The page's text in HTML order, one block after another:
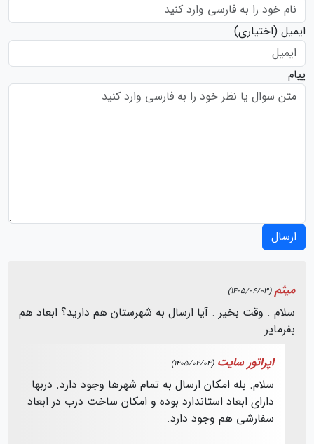
ایمیل (اختیاری)
پیام
ارسال
میثم (1405/04/03)
سلام . وقت بخیر . آیا ارسال به شهرستان هم دارید؟ ابعاد هم
بفرمایر
اپراتور سایت (1405/04/04)
سلام. بله امکان ارسال به تمام شهرها وجود دارد. دربها
دارای ابعاد استاندارد بوده و امکان ساخت درب در ابعاد
سفارشی هم وجود دارد.